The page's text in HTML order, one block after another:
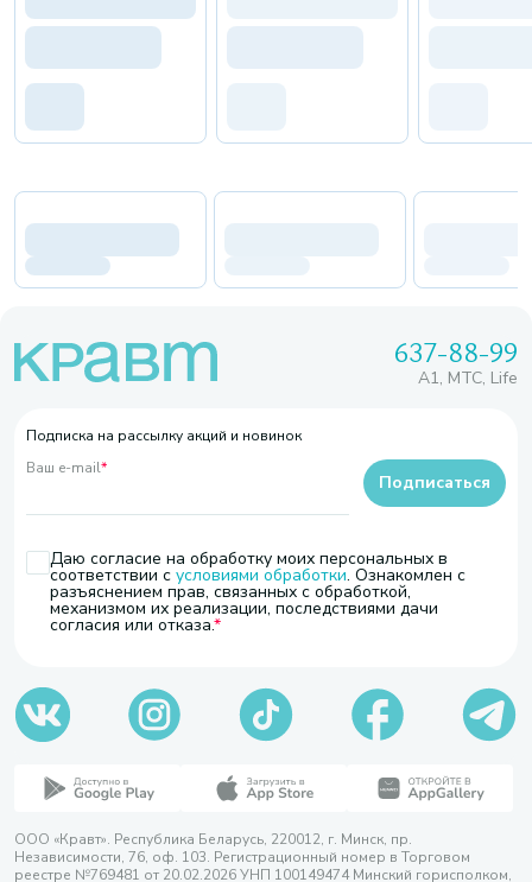
637-88-99
A1, МТС, Life
Подписка на рассылку акций и новинок
Ваш e-mail*
Даю согласие на обработку моих персональных в
соответствии с условиями обработки. Ознакомлен с
разъяснением прав, связанных с обработкой,
механизмом их реализации, последствиями дачи
согласия или отказа.
Подписаться
ООО «Кравт». Республика Беларусь, 220012, г. Минск, пр.
Независимости, 76, оф. 103. Регистрационный номер в Торговом
реестре №769481 от 20.02.2026 УНП 100149474 Минский горисполком,